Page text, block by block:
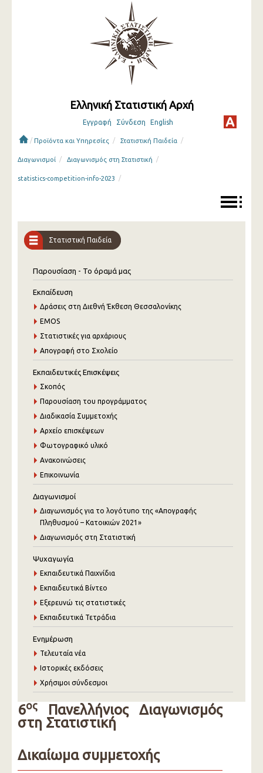
Ελληνική Στατιστική Αρχή
Εγγραφή Σύνδεση English
/ Προϊόντα και Υπηρεσίες / Στατιστική Παιδεία /
Διαγωνισμοί / Διαγωνισμός στη Στατιστική /
statistics-competition-info-2023 /
Στατιστική Παιδεία
Παρουσίαση - Το όραμά μας
Εκπαίδευση
Δράσεις στη Διεθνή Έκθεση Θεσσαλονίκης
EMOS
Στατιστικές για αρχάριους
Απογραφή στο Σχολείο
Εκπαιδευτικές Επισκέψεις
Σκοπός
Παρουσίαση του προγράμματος
Διαδικασία Συμμετοχής
Αρχείο επισκέψεων
Φωτογραφικό υλικό
Ανακοινώσεις
Επικοινωνία
Διαγωνισμοί
Διαγωνισμός για το λογότυπο της «Απογραφής
Πληθυσμού – Κατοικιών 2021»
Διαγωνισμός στη Στατιστική
Ψυχαγωγία
Εκπαιδευτικά Παιχνίδια
Εκπαιδευτικά Βίντεο
Εξερευνώ τις στατιστικές
Εκπαιδευτικά Τετράδια
Ενημέρωση
Τελευταία νέα
Ιστορικές εκδόσεις
Χρήσιμοι σύνδεσμοι
6ος
Πανελλήνιος Διαγωνισμός
στη Στατιστική
Δικαίωμα συμμετοχής